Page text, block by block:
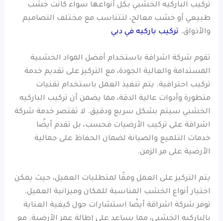
تركيب الباركيه الخشبي بكل أنواعها سواء كانت خشب
طبيعي أو خشب معالج، لتتناسب مع مختلف التصاميم
والأذواق. تركيب باركيه في دبي
تقوم شركة اشراقة باستخدام أفضل المواد الخشبية
المستدامة والعالية الجودة، مع التركيز على تقديم خدمة
تركيب احترافية. يتم تنفيذ العمل باستخدام تقنيات
متطورة وأدوات عالية الدقة، مما يضمن أن تركيب الباركيه
الخشبي سيتم بشكل سريع ودقيق. لا تقتصر خدمة شركة
اشراقة على تركيب الأرضيات فحسب، بل تقدم أيضًا
خدمات التلميع والصيانة لضمان الحفاظ على جمالية
الأرضية على مر الزمن.
يتم التركيز على العمل وفقًا لمتطلبات العميل، حيث يمكن
اختيار أنواع الخشب المناسبة للمكان وميزانية العميل.
توفر شركة اشراقة أيضًا استشارات حول كيفية العناية
بالباركيه الخشبي، مما يساعد على إطالة عمر الأرضية. مع